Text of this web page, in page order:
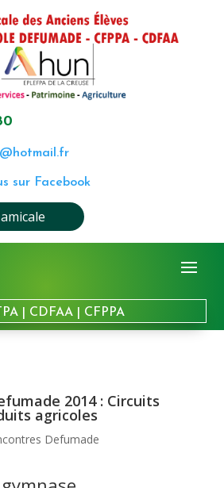
sur Facebook
| CDFAA| CFPPA
2014 : Circuits
agricoles
Defumade